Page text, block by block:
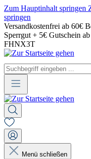
Zum Hauptinhalt springen
springen
Versandkostenfrei ab 60€
Sperrgut + 5€ Gutschein
FHNX3T
Menü schließen